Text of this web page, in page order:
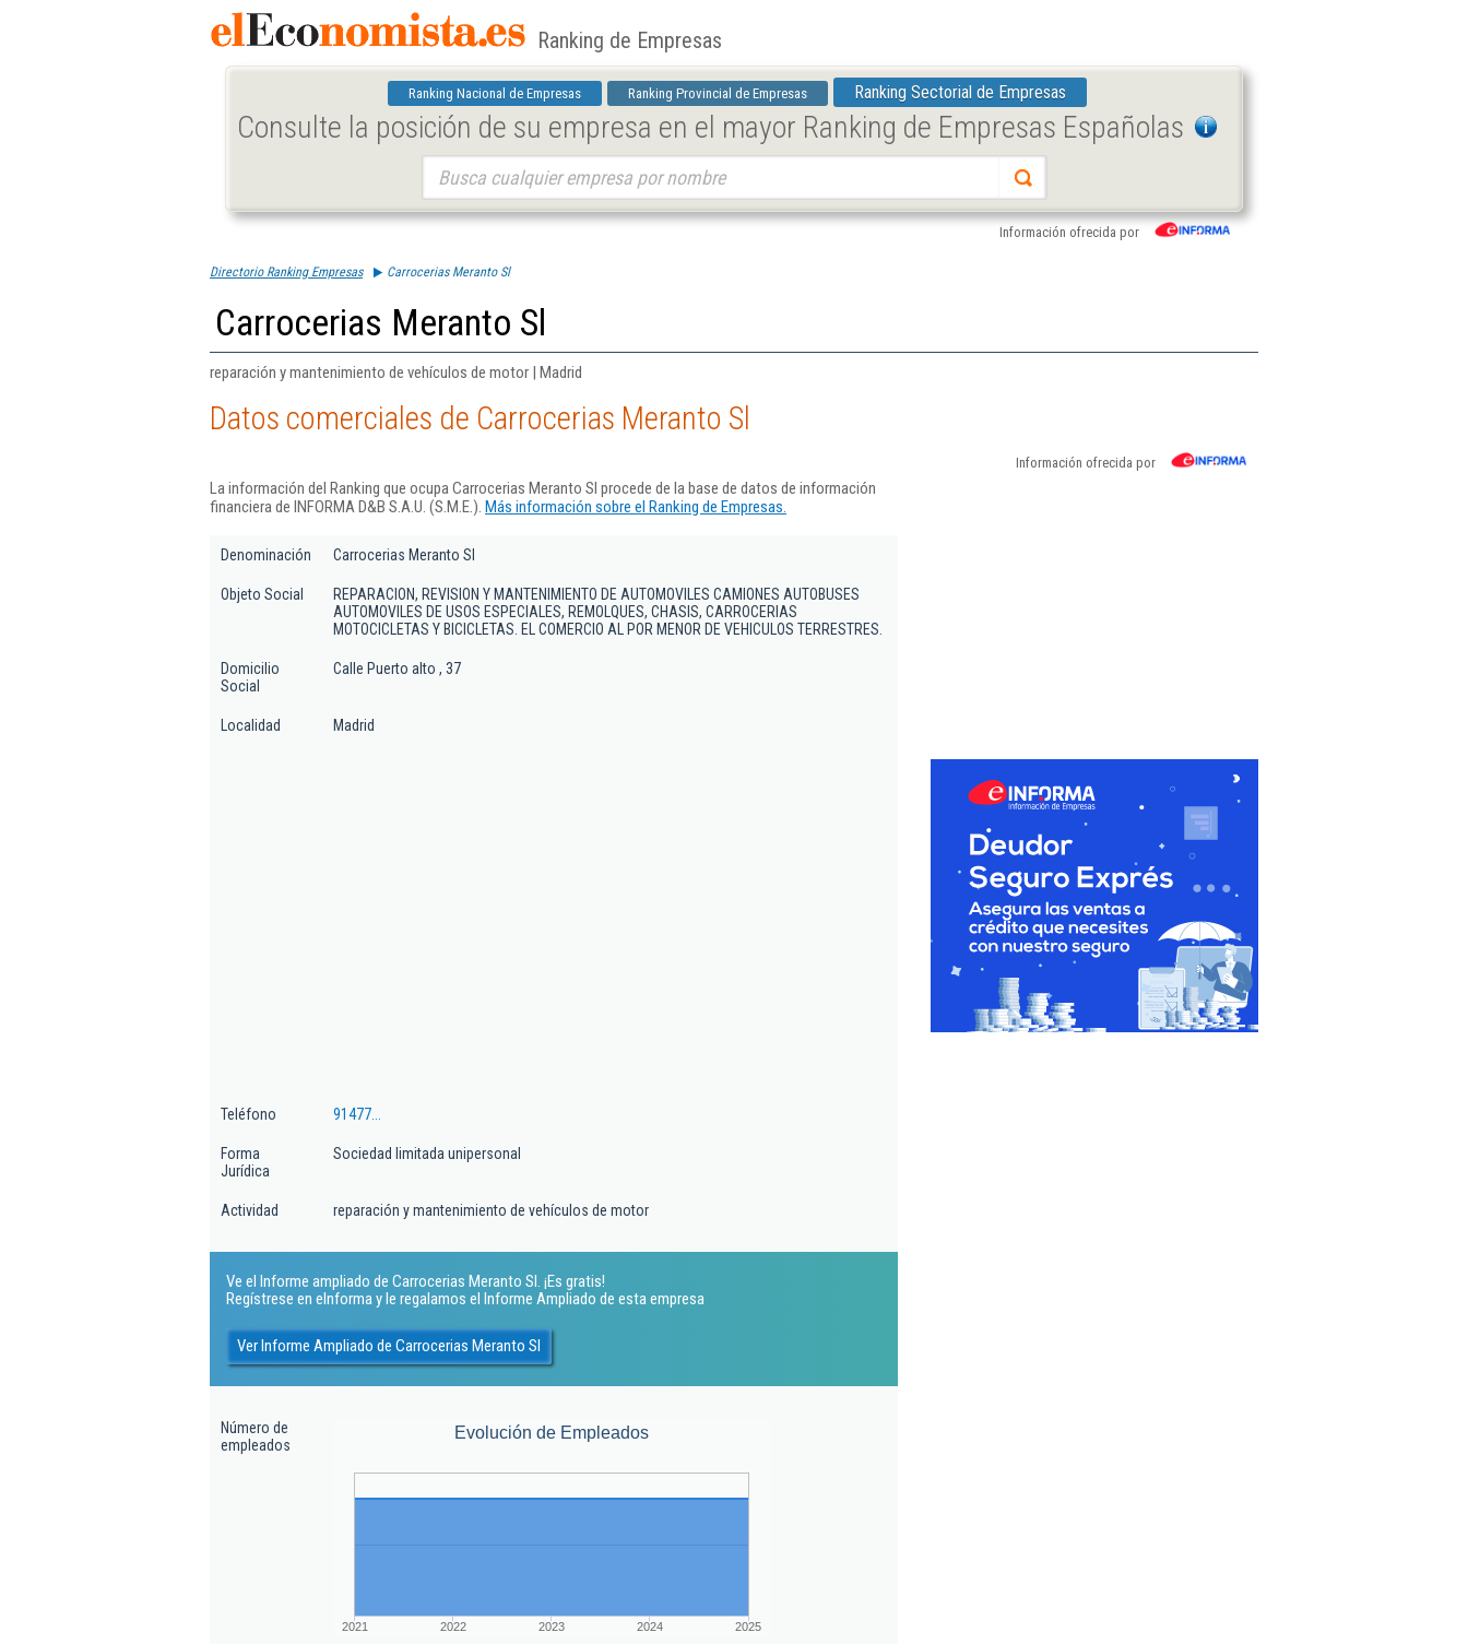
Ranking de Empresas
Ranking Nacional de Empresas Ranking Provincial de Empresas Ranking Sectorial de Empresas
Consulte la posición de su empresa en el mayor Ranking de Empresas Españolas
Información ofrecida por
Directorio Ranking Empresas Carrocerias Meranto Sl
Carrocerias Meranto Sl
reparación y mantenimiento de vehículos de motor | Madrid
Datos comerciales de Carrocerias Meranto Sl
Información ofrecida por
La información del Ranking que ocupa Carrocerias Meranto Sl procede de la base de datos de información
financiera de INFORMA D&B S.A.U. (S.M.E.). Más información sobre el Ranking de Empresas.
Denominación Carrocerias Meranto Sl
Objeto Social
REPARACION, REVISION Y MANTENIMIENTO DE AUTOMOVILES CAMIONES AUTOBUSES
AUTOMOVILES DE USOS ESPECIALES, REMOLQUES, CHASIS, CARROCERIAS
MOTOCICLETAS Y BICICLETAS. EL COMERCIO AL POR MENOR DE VEHICULOS TERRESTRES.
Domicilio
Social
Calle Puerto alto , 37
Localidad Madrid
Teléfono 91477...
Forma
Jurídica
Sociedad limitada unipersonal
Actividad reparación y mantenimiento de vehículos de motor
Ve el Informe ampliado de Carrocerias Meranto Sl. ¡Es gratis!
Regístrese en eInforma y le regalamos el Informe Ampliado de esta empresa
Ver Informe Ampliado de Carrocerias Meranto Sl
Número de
empleados
Evolución de Empleados
2021 2022 2023 2024 2025